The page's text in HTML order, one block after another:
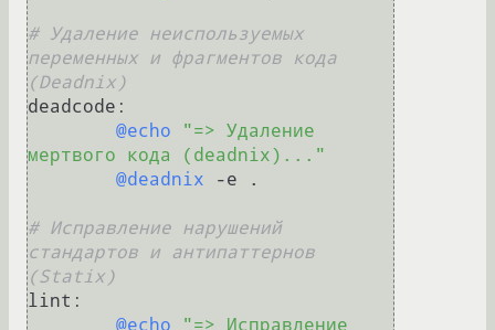
# Удаление неиспользуемых
переменных и фрагментов кода
(Deadnix)
deadcode:
@echo
"=> Удаление
мертвого кода (deadnix)..."
@deadnix -e .
# Исправление нарушений
стандартов и антипаттернов
(Statix)
lint:
@echo
"=> Исправление